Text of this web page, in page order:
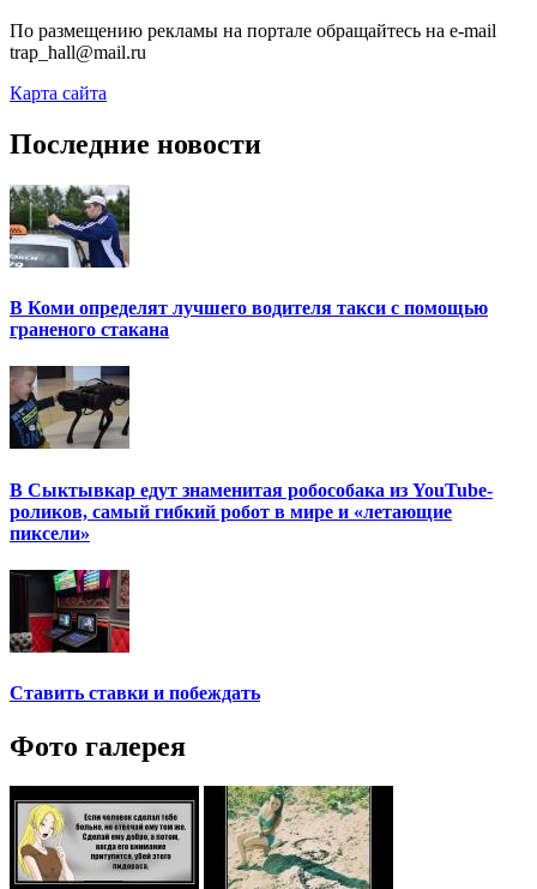
По размещению рекламы на портале обращайтесь на e-mail
trap_hall@mail.ru
Карта сайта
Последние новости
В Коми определят лучшего водителя такси с помощью
граненого стакана
В Сыктывкар едут знаменитая робособака из YouTube-
роликов, самый гибкий робот в мире и «летающие
пиксели»
Ставить ставки и побеждать
Фото галерея